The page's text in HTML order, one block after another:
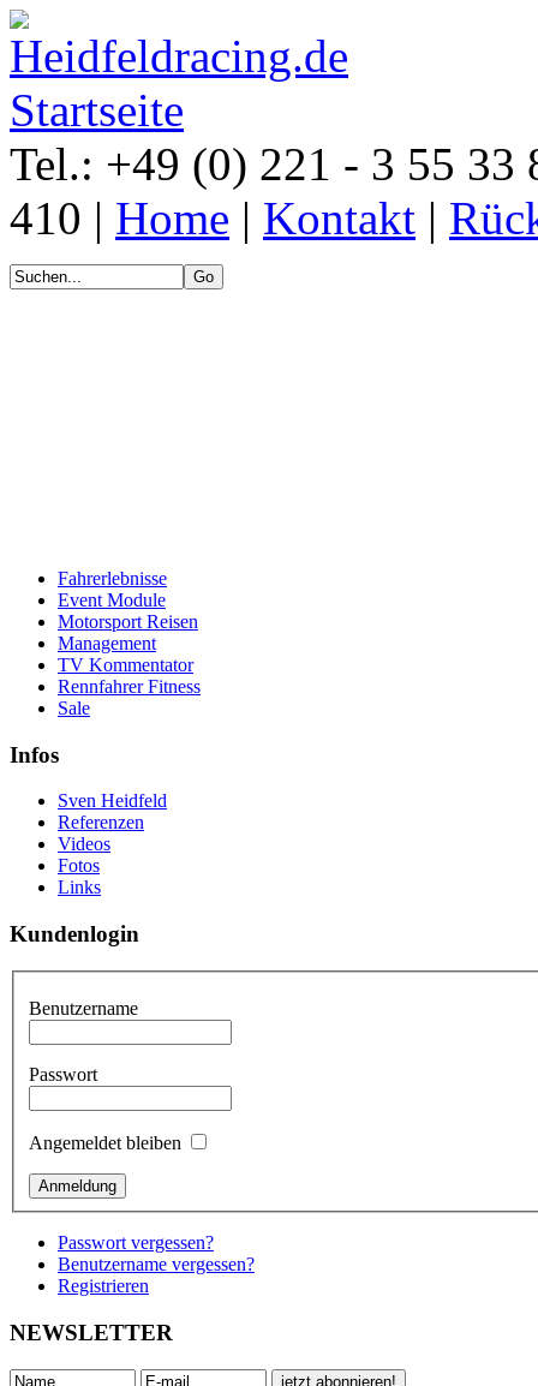
Tel.: +49 (0) 221 - 3 55 33
410 | Home | Kontakt |
Fahrerlebnisse
Event Module
Motorsport Reisen
Management
TV Kommentator
Rennfahrer Fitness
Sale
Infos
Sven Heidfeld
Referenzen
Videos
Fotos
Links
Kundenlogin
Benutzername
Passwort
Angemeldet bleiben
Passwort vergessen?
Benutzername vergessen?
Registrieren
NEWSLETTER